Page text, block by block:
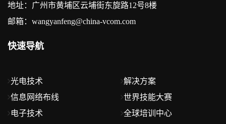
地址：广州市黄埔区云埔街东旋路12号8楼
邮箱：wangyanfeng@china-vcom.com
快速导航
光电技术
信息网络布线
电子技术
解决方案
世界技能大赛
全球培训中心